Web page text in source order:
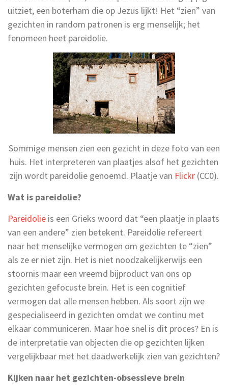
uitziet, een boterham die op Jezus lijkt! Het “zien” van
gezichten in random patronen is erg menselijk; het
fenomeen heet pareidolie.
Sommige mensen zien een gezicht in deze foto van een
huis. Het interpreteren van plaatjes alsof het gezichten
zijn wordt pareidolie genoemd. Plaatje van Flickr(CC0).
Wat is pareidolie?
Pareidolie is een Grieks woord dat “een plaatje in plaats
van een andere” zien betekent. Pareidolie refereert
naar het menselijke vermogen om gezichten te “zien”
als ze er niet zijn. Het is niet noodzakelijkerwijs een
stoornis maar een vreemd bijproduct van ons op
gezichten gefocuste brein. Het is een cognitief
vermogen dat alle mensen hebben. Als soort zijn we
gespecialiseerd in gezichten omdat we continu met
elkaar communiceren. Maar hoe snel is dit proces? En is
de interpretatie van objecten die op gezichten lijken
vergelijkbaar met het daadwerkelijk zien van gezichten?
Kijken naar het gezichten-obsessieve brein